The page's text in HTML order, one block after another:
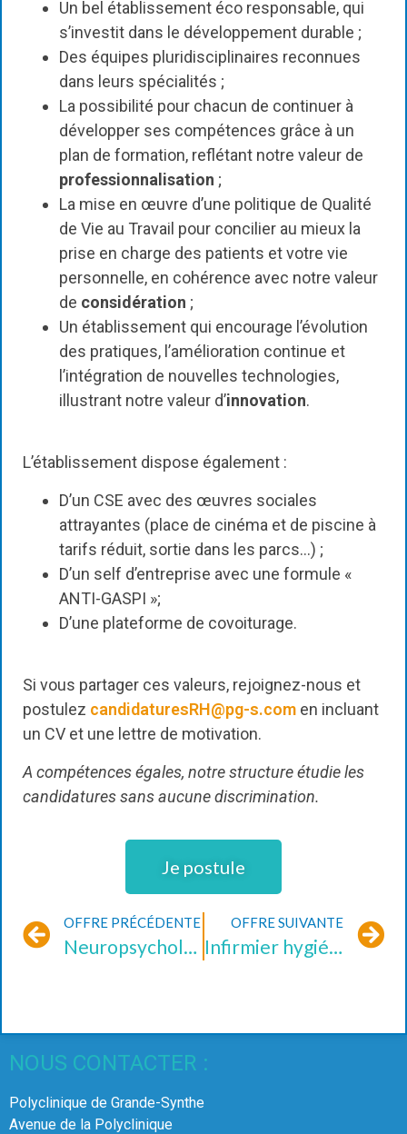
Un bel établissement éco responsable, qui
s’investit dans le développement durable ;
Des équipes pluridisciplinaires reconnues
dans leurs spécialités ;
La possibilité pour chacun de continuer à
développer ses compétences grâce à un
plan de formation, reflétant notre valeur de
professionnalisation ;
La mise en œuvre d’une politique de Qualité
de Vie au Travail pour concilier au mieux la
prise en charge des patients et votre vie
personnelle, en cohérence avec notre valeur
de considération ;
Un établissement qui encourage l’évolution
des pratiques, l’amélioration continue et
l’intégration de nouvelles technologies,
illustrant notre valeur d’innovation.
L’établissement dispose également :
D’un CSE avec des œuvres sociales
attrayantes (place de cinéma et de piscine à
tarifs réduit, sortie dans les parcs…) ;
D’un self d’entreprise avec une formule «
ANTI-GASPI »;
D’une plateforme de covoiturage.
Si vous partager ces valeurs, rejoignez-nous et
postulez candidaturesRH@pg-s.com en incluant
un CV et une lettre de motivation.
A compétences égales, notre structure étudie les
candidatures sans aucune discrimination.
Je postule
OFFRE PRÉCÉDENTE
Neuropsychologue (H/F)
OFFRE SUIVANTE
Infirmier hygiéniste (H/F)
NOUS CONTACTER :
Polyclinique de Grande-Synthe
Avenue de la Polyclinique